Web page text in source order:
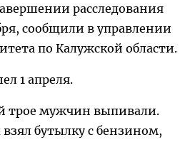
расследования
сообщили в управлении
по Калужской области.
1 апреля.
трое мужчин выпивали.
бутылку с бензином,